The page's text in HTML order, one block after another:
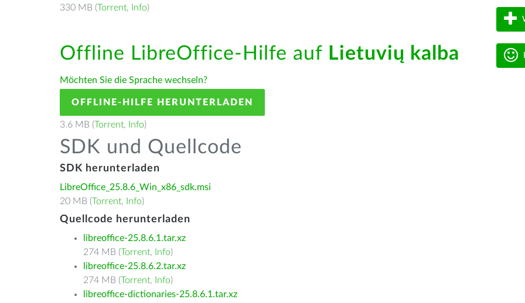
330 MB (Torrent, Info)
Offline LibreOffice-Hilfe auf Lietuvių kalba
Möchten Sie die Sprache wechseln?
OFFLINE-HILFE HERUNTERLADEN
3.6 MB (Torrent, Info)
SDK und Quellcode
SDK herunterladen
LibreOffice_25.8.6_Win_x86_sdk.msi
20 MB (Torrent, Info)
Quellcode herunterladen
libreoffice-25.8.6.1.tar.xz
274 MB (Torrent, Info)
libreoffice-25.8.6.2.tar.xz
274 MB (Torrent, Info)
libreoffice-dictionaries-25.8.6.1.tar.xz